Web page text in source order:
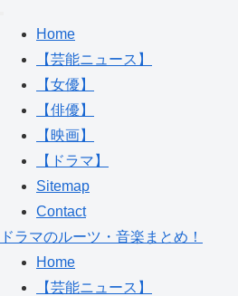
Home
【芸能ニュース】
【女優】
【俳優】
【映画】
【ドラマ】
Sitemap
Contact
ドラマのルーツ・音楽まとめ！
Home
【芸能ニュース】